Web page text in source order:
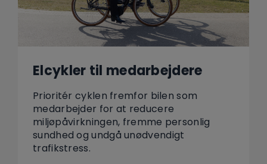
Elcykler til medarbejdere
Prioritér cyklen fremfor bilen som
medarbejder for at reducere
miljøpåvirkningen, fremme personlig
sundhed og undgå unødvendigt
trafikstress.